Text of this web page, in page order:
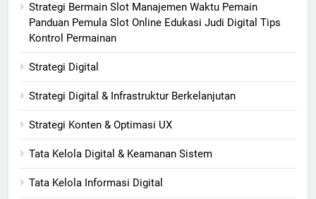
Strategi Bermain Slot Manajemen Waktu Pemain
Panduan Pemula Slot Online Edukasi Judi Digital Tips
Kontrol Permainan
Strategi Digital
Strategi Digital & Infrastruktur Berkelanjutan
Strategi Konten & Optimasi UX
Tata Kelola Digital & Keamanan Sistem
Tata Kelola Informasi Digital